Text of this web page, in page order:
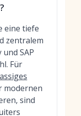
eine tiefe
zentralem
SAP
Für
modernen
sind